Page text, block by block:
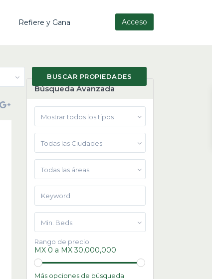
Acceso
Refiere y Gana
Búsqueda Avanzada
Mostrar todos los tipos
Todas las Ciudades
Todas las áreas
Min. Beds
Rango de precio:
MX 0 a MX 30,000,000
Más opciones de búsqueda